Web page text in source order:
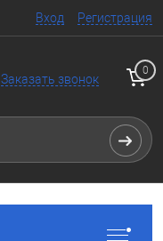
Вход Регистрация
Заказать звонок
0